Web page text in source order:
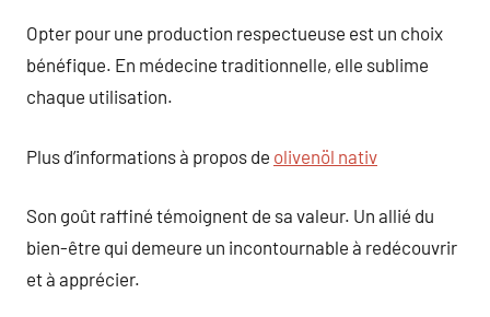
Opter pour une production respectueuse est un choix
bénéfique. En médecine traditionnelle, elle sublime
chaque utilisation.
Plus d’informations à propos de olivenöl nativ
Son goût raffiné témoignent de sa valeur. Un allié du
bien-être qui demeure un incontournable à redécouvrir
et à apprécier.